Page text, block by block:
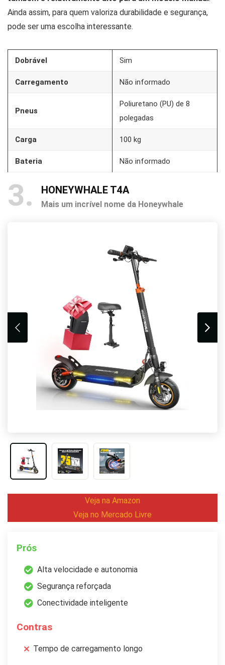
Ainda assim, para quem valoriza durabilidade e segurança,
pode ser uma escolha interessante.
Dobrável Sim
Carregamento Não informado
Pneus
Poliuretano (PU) de 8
polegadas
Carga 100 kg
Bateria Não informado
3 HONEYWHALE T4A
Mais um incrível nome da Honeywhale
Veja na Amazon
Veja no Mercado Livre
Prós
Alta velocidade e autonomia
Segurança reforçada
Conectividade inteligente
Contras
Tempo de carregamento longo